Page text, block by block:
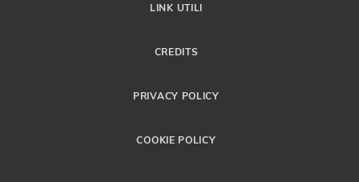
LINK UTILI
CREDITS
PRIVACY POLICY
COOKIE POLICY